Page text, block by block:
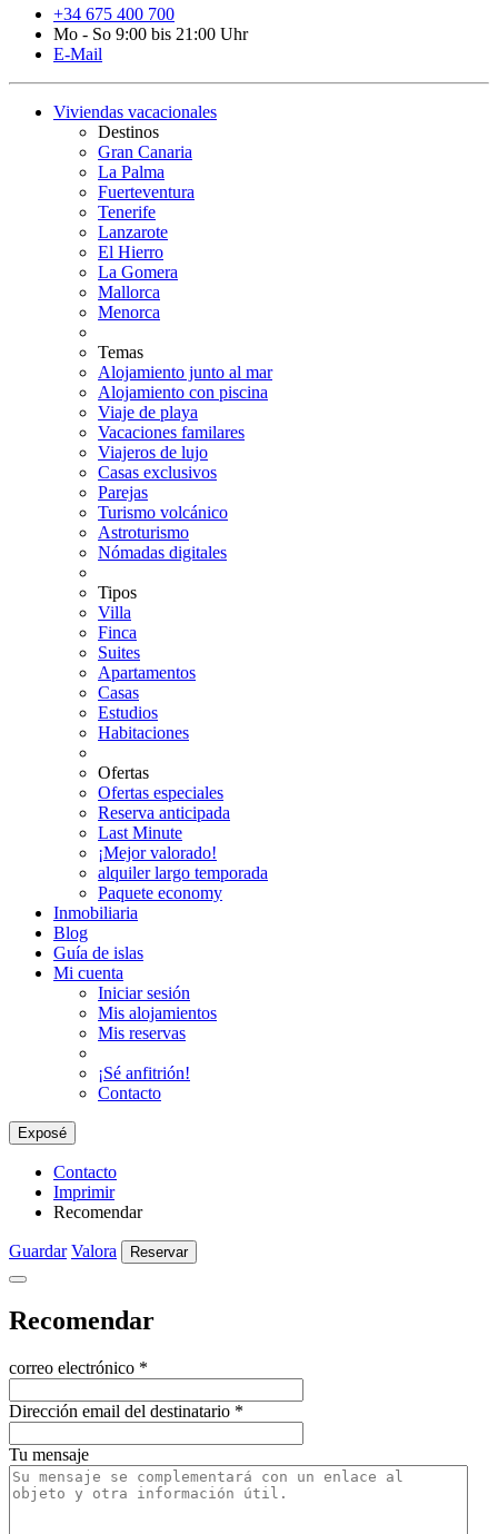
+34 675 400 700
Mo - So 9:00 bis 21:00 Uhr
E-Mail
Viviendas vacacionales
Destinos
Gran Canaria
La Palma
Fuerteventura
Tenerife
Lanzarote
El Hierro
La Gomera
Mallorca
Menorca
Temas
Alojamiento junto al mar
Alojamiento con piscina
Viaje de playa
Vacaciones familares
Viajeros de lujo
Casas exclusivos
Parejas
Turismo volcánico
Astroturismo
Nómadas digitales
Tipos
Villa
Finca
Suites
Apartamentos
Casas
Estudios
Habitaciones
Ofertas
Ofertas especiales
Reserva anticipada
Last Minute
¡Mejor valorado!
alquiler largo temporada
Paquete economy
Inmobiliaria
Blog
Guía de islas
Mi cuenta
Iniciar sesión
Mis alojamientos
Mis reservas
¡Sé anfitrión!
Contacto
Exposé
Contacto
Imprimir
Recomendar
Guardar Valora Reservar
Recomendar
correo electrónico *
Dirección email del destinatario *
Tu mensaje